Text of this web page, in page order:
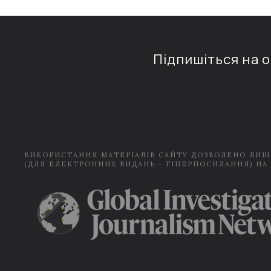
Підпишіться на
ВИКОРИСТАННЯ МАТЕРІАЛІВ САЙТУ ДОЗВОЛЕНО
(ДЛЯ ЕЛЕКТРОННИХ ВИДАНЬ - ГІПЕРПОСИЛАННЯ) НА